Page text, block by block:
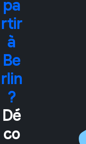
pa
rtir
à
Be
rlin
?
Dé
co